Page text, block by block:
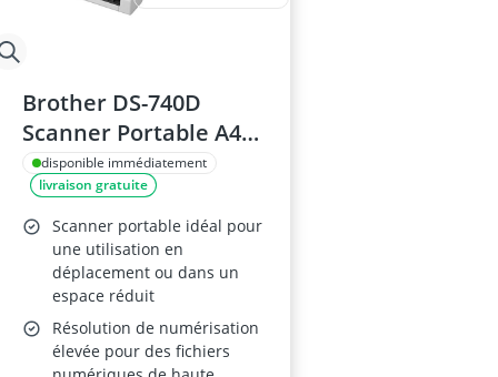
Brother DS-740D
Scanner Portable A4
USB
disponible immédiatement
livraison gratuite
Scanner portable idéal pour
une utilisation en
déplacement ou dans un
espace réduit
Résolution de numérisation
élevée pour des fichiers